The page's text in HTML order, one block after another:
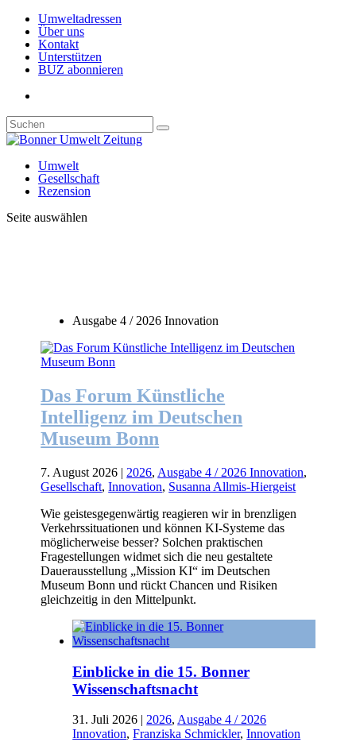
Umweltadressen
Über uns
Kontakt
Unterstützen
BUZ abonnieren
Umwelt
Gesellschaft
Rezension
Seite auswählen
Ausgabe 4 / 2026 Innovation
Das Forum Künstliche
Intelligenz im Deutschen
Museum Bonn
7. August 2026 | 2026, Ausgabe 4 / 2026 Innovation,
Gesellschaft,Innovation, Susanna Allmis-Hiergeist
Wie geistesgegenwärtig reagieren wir in brenzligen
Verkehrssituationen und können KI-Systeme das
möglicherweise besser? Solchen praktischen
Fragestellungen widmet sich die neu gestaltete
Dauerausstellung „Mission KI“ im Deutschen
Museum Bonn und rückt Chancen und Risiken
gleichzeitig in den Mittelpunkt.
Einblicke in die 15. Bonner
Wissenschaftsnacht
31. Juli 2026 | 2026, Ausgabe 4 / 2026
Innovation,Franziska Schmickler,Innovation